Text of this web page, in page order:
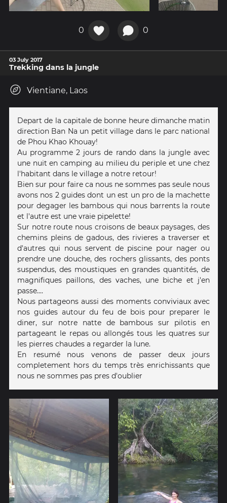
0 0
03 July 2017
Trekking dans la jungle
Vientiane, Laos
Depart de la capitale de bonne heure dimanche matin
direction Ban Na un petit village dans le parc national
de Phou Khao Khouay!
Au programme 2 jours de rando dans la jungle avec
une nuit en camping au milieu du periple et une chez
l'habitant dans le village a notre retour!
Bien sur pour faire ca nous ne sommes pas seule nous
avons nos 2 guides dont un est un pro de la machette
pour degager les bambous qui nous barrents la route
et l'autre est une vraie pipelette!
Sur notre route nous croisons de beaux paysages, des
chemins pleins de gadous, des rivieres a traverser et
d'autres qui nous servent de piscine pour nager ou
prendre une douche, des rochers glissants, des ponts
suspendus, des moustiques en grandes quantités, de
magnifiques paillons, des vaches, une biche et j'en
passe....
Nous partageons aussi des moments conviviaux avec
nos guides autour du feu de bois pour preparer le
diner, sur notre natte de bambous sur pilotis en
partageant le repas ou allongés tous les quatres sur
les pierres chaudes a regarder la lune.
En resumé nous venons de passer deux jours
completement hors du temps très enrichissants que
nous ne sommes pas pres d'oublier